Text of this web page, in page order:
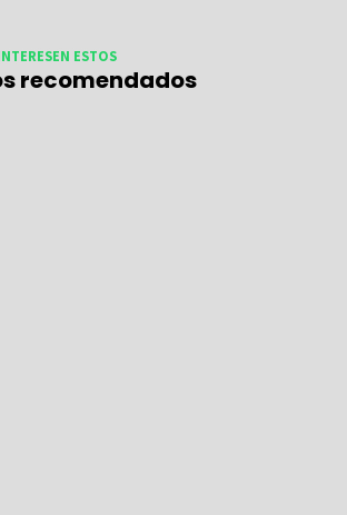
ESTOS
recomendados